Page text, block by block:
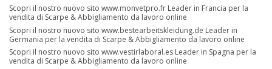
Scopri il nostro nuovo sito www.monvetpro.fr Leader in Francia per la
vendita di Scarpe & Abbigliamento da lavoro online
Scopri il nostro nuovo sito www.bestearbeitskleidung.de Leader in
Germania per la vendita di Scarpe & Abbigliamento da lavoro online
Scopri il nostro nuovo sito www.vestirlaboral.es Leader in Spagna per la
vendita di Scarpe & Abbigliamento da lavoro online